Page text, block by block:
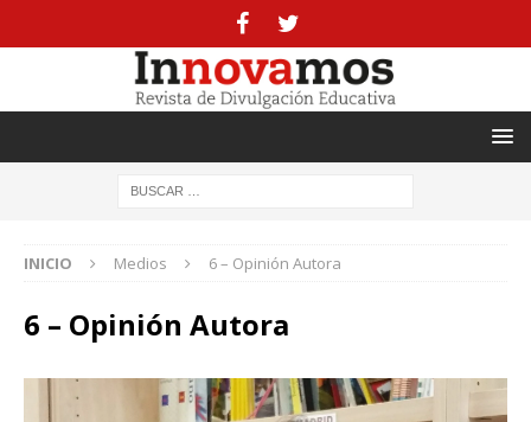
INICIO Medios 6 – Opinión Autora
6 – Opinión Autora